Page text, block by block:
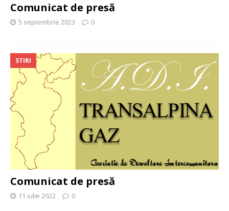
Comunicat de presă
5 septembrie 2023 0
STIRI
Comunicat de presă
11 iulie 2022 0